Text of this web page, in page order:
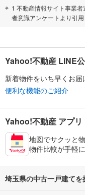
1 不動産情報サイト事業
者意識アンケートより引用
Yahoo!不動産 LINE
新着物件をいち早くお届
便利な機能のご紹介
Yahoo!不動産 アプリ
地図でサクッと
物件比較が手軽
埼玉県の中古一戸建てを